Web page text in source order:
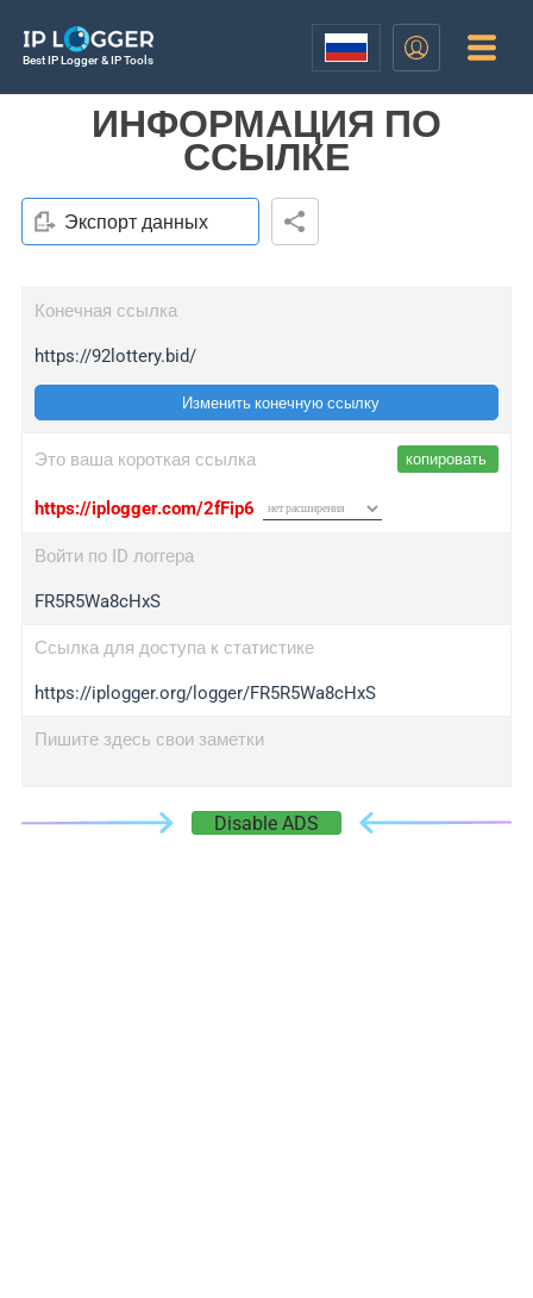
Best IP Logger & IP Tools
ИНФОРМАЦИЯ ПО
ССЫЛКЕ
Экспорт данных
Конечная ссылка
https://92lottery.bid/
Изменить конечную ссылку
Это ваша короткая ссылка копировать
https://iplogger.com/2fFip6
Войти по ID логгера
FR5R5Wa8cHxS
Ссылка для доступа к статистике
https://iplogger.org/logger/FR5R5Wa8cHxS
Пишите здесь свои заметки
Disable ADS